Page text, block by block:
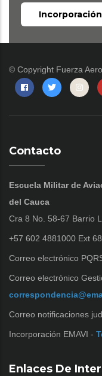
Incorporación
© Copyright Fuerza
Contacto
Escuela Militar de
del Cauca
Cra 8 No. 58-67 Barrio
+57 602 4881000 Ext
Correo electrónico
Correo electrónico
Correo notificaciones
Incorporación EMAVI -
Enlaces De